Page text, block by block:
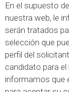
En el supuesto
nuestra web, le
serán tratados
selección que
perfil del
candidato para
informamos que